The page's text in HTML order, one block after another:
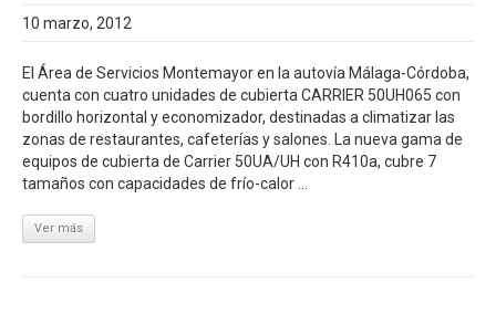
10 marzo, 2012
El Área de Servicios Montemayor en la autovía Málaga-Córdoba,
cuenta con cuatro unidades de cubierta CARRIER 50UH065 con
bordillo horizontal y economizador, destinadas a climatizar las
zonas de restaurantes, cafeterías y salones. La nueva gama de
equipos de cubierta de Carrier 50UA/UH con R410a, cubre 7
tamaños con capacidades de frío-calor ...
Ver más